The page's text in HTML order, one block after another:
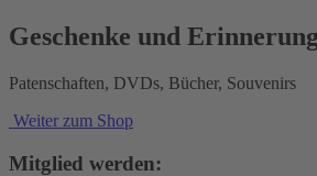
Geschenke und
Patenschaften, DVDs, Bücher, Souvenirs
Weiter zum Shop
Mitglied werden: